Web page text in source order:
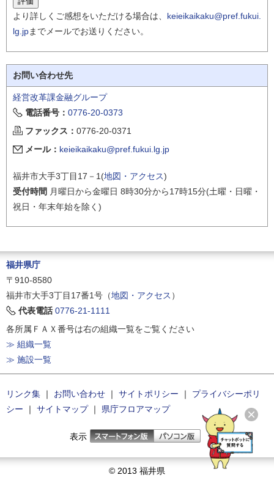
より詳しくご感想をいただける場合は、 keieikaikaku@pref.fukui.
lg.jpまでメールでお送りください。
お問い合わせ先
経営改革課金融グループ
電話番号： 0776-20-0373
ファックス： 0776-20-0371
メール： keieikaikaku@pref.fukui.lg.jp
福井市大手3丁目17－1(地図・アクセス)
受付時間 月曜日から金曜日 8時30分から17時15分(土曜・日曜・
祝日・年末年始を除く)
福井県庁
〒910-8580
福井市大手3丁目17番1号（地図・アクセス ）
代表電話 0776-21-1111
各所属ＦＡＸ番号は右の組織一覧をご覧ください
≫ 組織一覧
≫ 施設一覧
リンク集 ｜ お問い合わせ ｜ サイトポリシー ｜
プライバシーポリ
シー ｜ サイトマップ｜ 県庁フロアマップ
表示
© 2013 福井県